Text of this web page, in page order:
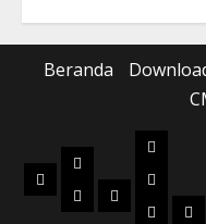
Beranda
Beranda
Download
MusikMusik
Laporan
Realisasi
2022